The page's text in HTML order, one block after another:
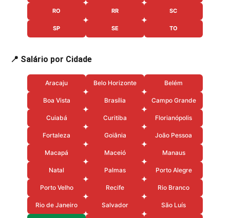
RO RR SC
SP SE TO
📍 Salário por Cidade
Aracaju Belo Horizonte Belém
Boa Vista Brasília Campo Grande
Cuiabá Curitiba Florianópolis
Fortaleza Goiânia João Pessoa
Macapá Maceió Manaus
Natal Palmas Porto Alegre
Porto Velho Recife Rio Branco
Rio de Janeiro Salvador São Luís